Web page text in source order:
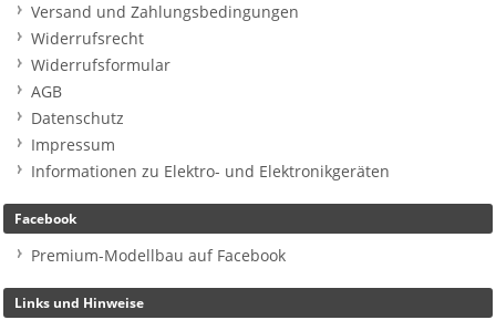
Versand und Zahlungsbedingungen
Widerrufsrecht
Widerrufsformular
AGB
Datenschutz
Impressum
Informationen zu Elektro- und Elektronikgeräten
Facebook
Premium-Modellbau auf Facebook
Links und Hinweise